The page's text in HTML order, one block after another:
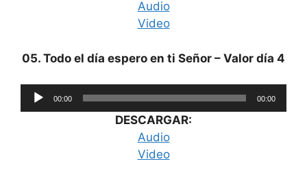
Audio
Video
05. Todo el día espero en ti Señor – Valor día 4
Reproductor
de
00:00 00:00
DESCARGAR:
Audio
Video